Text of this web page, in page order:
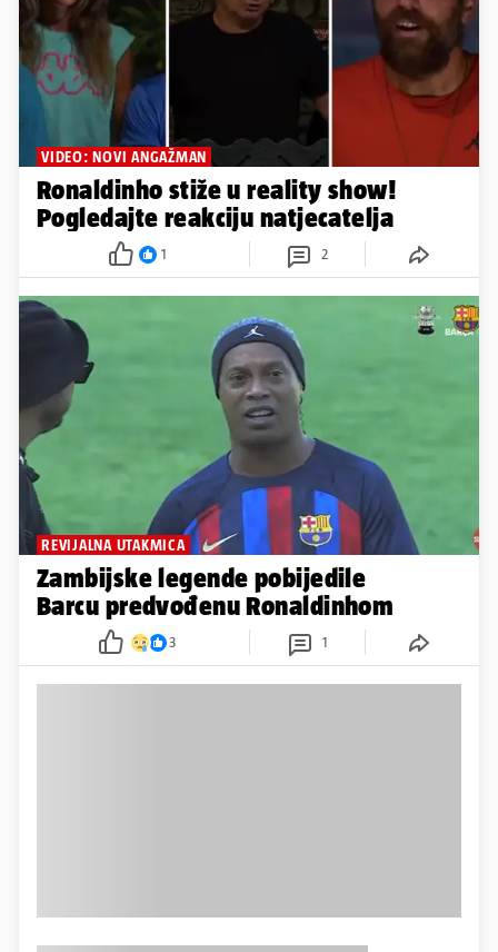
VIDEO: NOVI ANGAŽMAN
Ronaldinho stiže u reality show!
Pogledajte reakciju natjecatelja
1 2
REVIJALNA UTAKMICA
Zambijske legende pobijedile
Barcu predvođenu Ronaldinhom
3 1